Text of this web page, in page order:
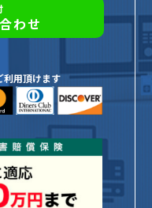
わせ
利用頂けます